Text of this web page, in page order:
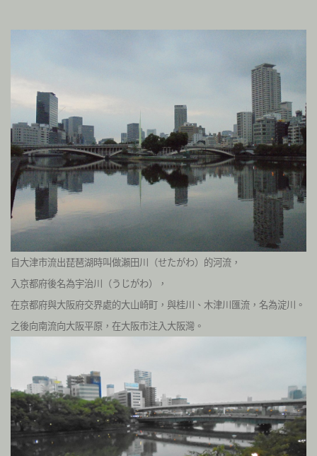
自大津市流出琵琶湖時叫做瀨田川（せたがわ）的河流，
入京都府後名為宇治川（うじがわ），
在京都府與大阪府交界處的大山崎町，與桂川、木津川匯流，名為淀川。
之後向南流向大阪平原，在大阪市注入大阪灣。